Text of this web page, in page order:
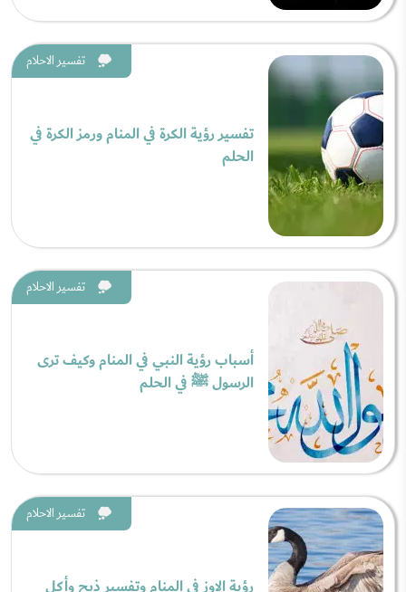
تفسير الاحلام
تفسير رؤية الكرة في المنام ورمز الكرة في
الحلم
تفسير الاحلام
أسباب رؤية النبي في المنام وكيف ترى
الرسول ﷺ في الحلم
تفسير الاحلام